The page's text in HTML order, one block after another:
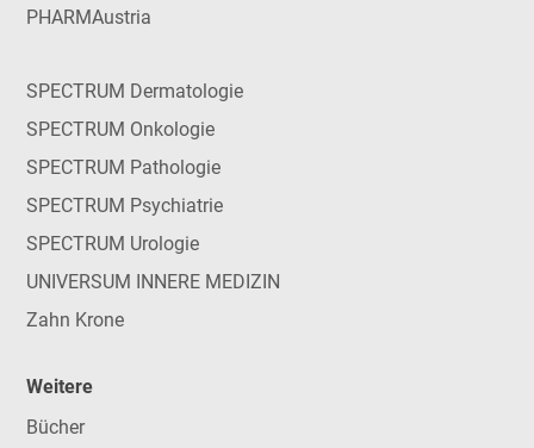
PHARMAustria
SPECTRUM Dermatologie
SPECTRUM Onkologie
SPECTRUM Pathologie
SPECTRUM Psychiatrie
SPECTRUM Urologie
UNIVERSUM INNERE MEDIZIN
Zahn Krone
Weitere
Bücher